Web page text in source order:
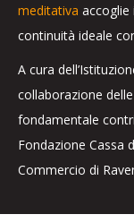
meditativa accoglie
continuità ideale
A cura
collaborazione
fondamentale
Fondazione Cassa
Commercio di